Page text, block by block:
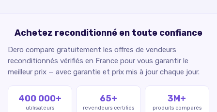
Achetez reconditionné en toute confiance
Dero compare gratuitement les offres de vendeurs
reconditionnés vérifiés en France pour vous garantir le
meilleur prix — avec garantie et prix mis à jour chaque jour.
400 000+
utilisateurs
65+
revendeurs certifiés
3M+
produits comparés